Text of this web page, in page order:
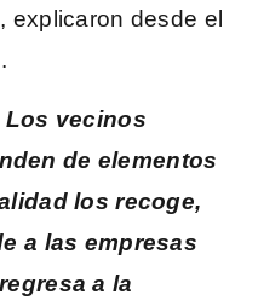
explicaron desde el
vecinos
de elementos
los recoge,
a las empresas
a la